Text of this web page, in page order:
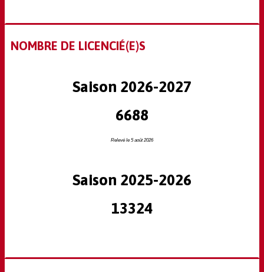
NOMBRE DE LICENCIÉ(E)S
Saison 2026-2027
6688
Relevé le 5 août 2026
Saison 2025-2026
13324